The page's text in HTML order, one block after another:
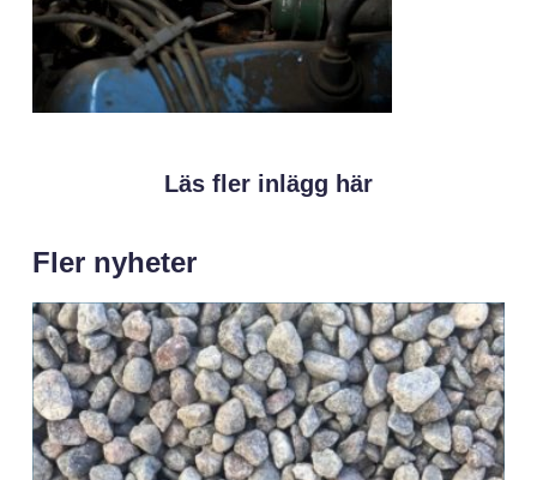
Läs fler inlägg här
Fler nyheter